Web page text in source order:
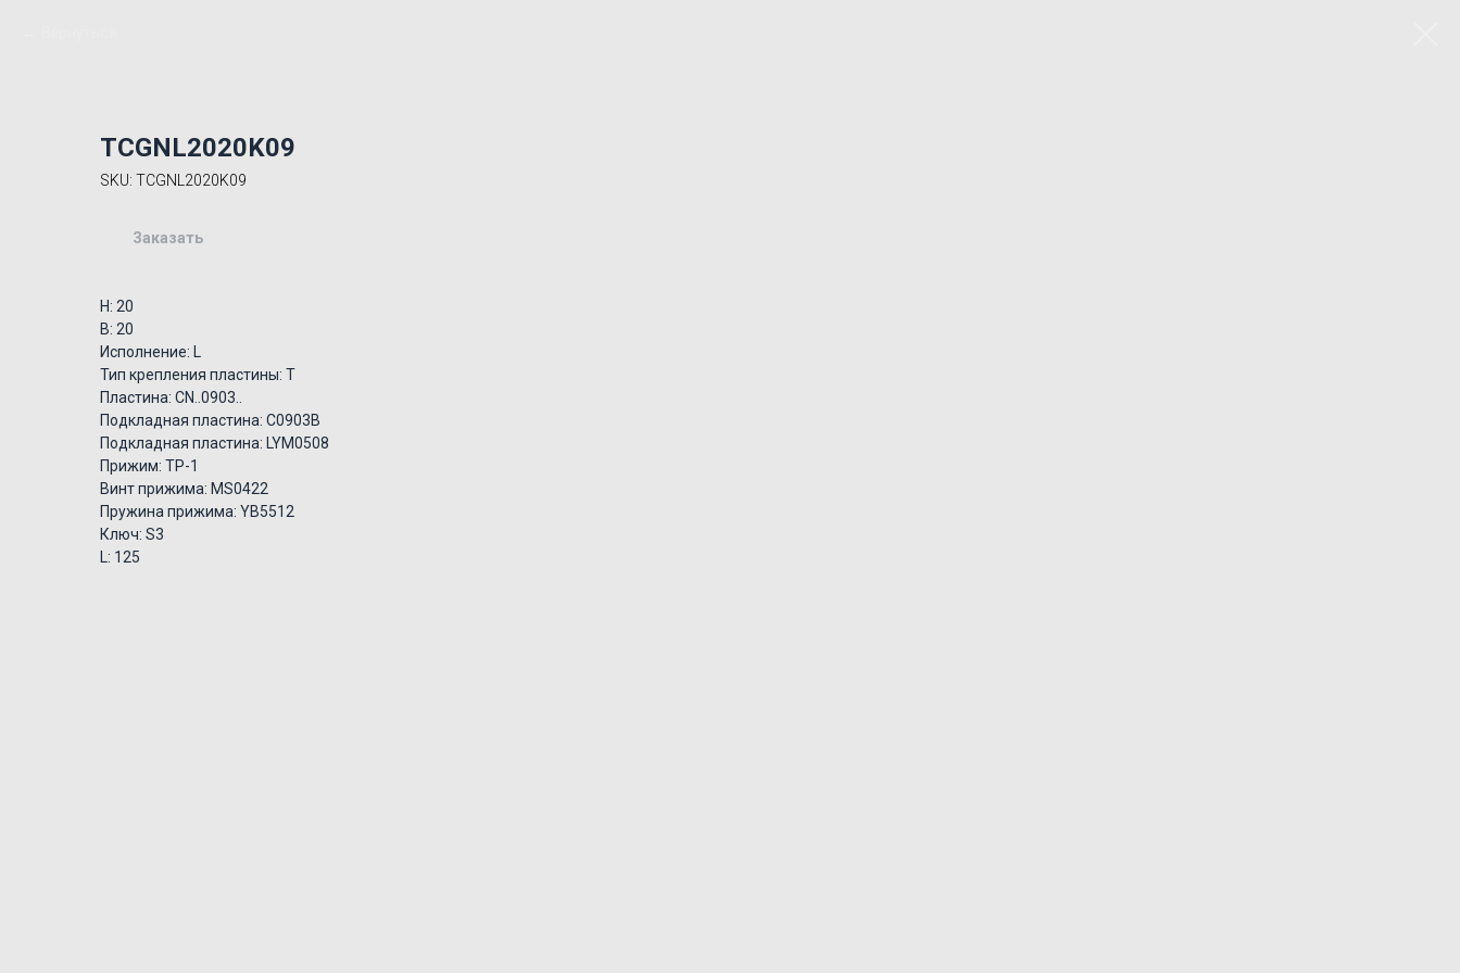
TCGNL2020K09
SKU: TCGNL2020K09
Заказать
H: 20
B: 20
Исполнение: L
Тип крепления пластины: T
Пластина: CN..0903..
Подкладная пластина: C0903B
Подкладная пластина: LYM0508
Прижим: TP-1
Винт прижима: MS0422
Пружина прижима: YB5512
Ключ: S3
L: 125